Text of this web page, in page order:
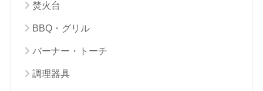
焚火台
BBQ・グリル
バーナー・トーチ
調理器具